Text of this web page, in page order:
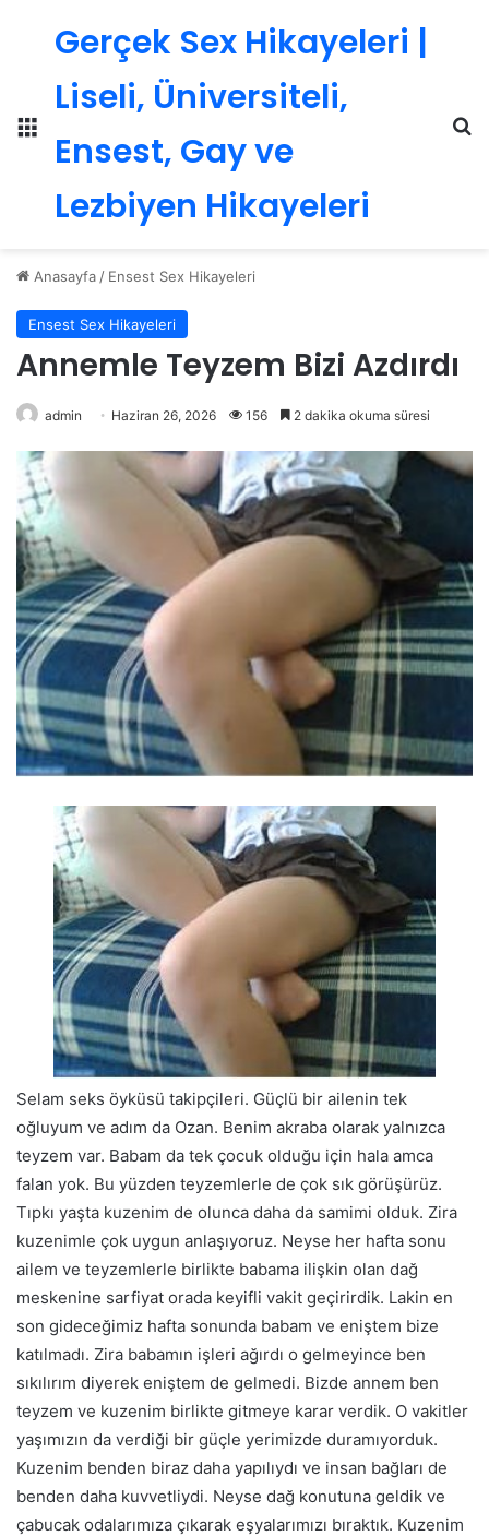
Gerçek Sex Hikayeleri |
Liseli, Üniversiteli,
Ensest, Gay ve
Lezbiyen Hikayeleri
Anasayfa / Ensest Sex Hikayeleri
Ensest Sex Hikayeleri
Annemle Teyzem Bizi Azdırdı
admin Haziran 26, 2026 156 2 dakika okuma süresi
Selam seks öyküsü takipçileri. Güçlü bir ailenin tek
oğluyum ve adım da Ozan. Benim akraba olarak yalnızca
teyzem var. Babam da tek çocuk olduğu için hala amca
falan yok. Bu yüzden teyzemlerle de çok sık görüşürüz.
Tıpkı yaşta kuzenim de olunca daha da samimi olduk. Zira
kuzenimle çok uygun anlaşıyoruz. Neyse her hafta sonu
ailem ve teyzemlerle birlikte babama ilişkin olan dağ
meskenine sarfiyat orada keyifli vakit geçirirdik. Lakin en
son gideceğimiz hafta sonunda babam ve eniştem bize
katılmadı. Zira babamın işleri ağırdı o gelmeyince ben
sıkılırım diyerek eniştem de gelmedi. Bizde annem ben
teyzem ve kuzenim birlikte gitmeye karar verdik. O vakitler
yaşımızın da verdiği bir güçle yerimizde duramıyorduk.
Kuzenim benden biraz daha yapılıydı ve insan bağları de
benden daha kuvvetliydi. Neyse dağ konutuna geldik ve
çabucak odalarımıza çıkarak eşyalarımızı bıraktık. Kuzenim